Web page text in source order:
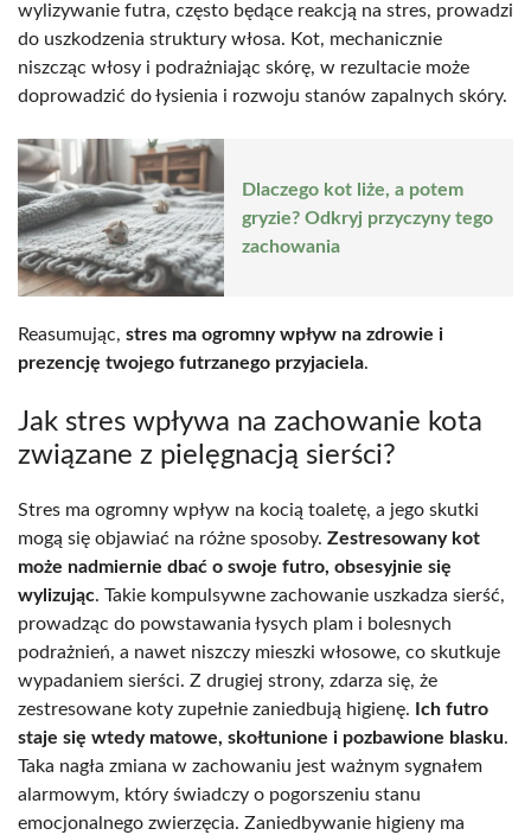
wylizywanie futra, często będące reakcją na stres, prowadzi
do uszkodzenia struktury włosa. Kot, mechanicznie
niszcząc włosy i podrażniając skórę, w rezultacie może
doprowadzić do łysienia i rozwoju stanów zapalnych skóry.
Dlaczego kot liże, a potem
gryzie? Odkryj przyczyny tego
zachowania
Reasumując, stres ma ogromny wpływ na zdrowie i
prezencję twojego futrzanego przyjaciela.
Jak stres wpływa na zachowanie kota
związane z pielęgnacją sierści?
Stres ma ogromny wpływ na kocią toaletę, a jego skutki
mogą się objawiać na różne sposoby. Zestresowany kot
może nadmiernie dbać o swoje futro, obsesyjnie się
wylizując. Takie kompulsywne zachowanie uszkadza sierść,
prowadząc do powstawania łysych plam i bolesnych
podrażnień, a nawet niszczy mieszki włosowe, co skutkuje
wypadaniem sierści. Z drugiej strony, zdarza się, że
zestresowane koty zupełnie zaniedbują higienę.
Ich futro
staje się wtedy matowe, skołtunione i pozbawione blasku.
Taka nagła zmiana w zachowaniu jest ważnym sygnałem
alarmowym, który świadczy o pogorszeniu stanu
emocjonalnego zwierzęcia. Zaniedbywanie higieny ma